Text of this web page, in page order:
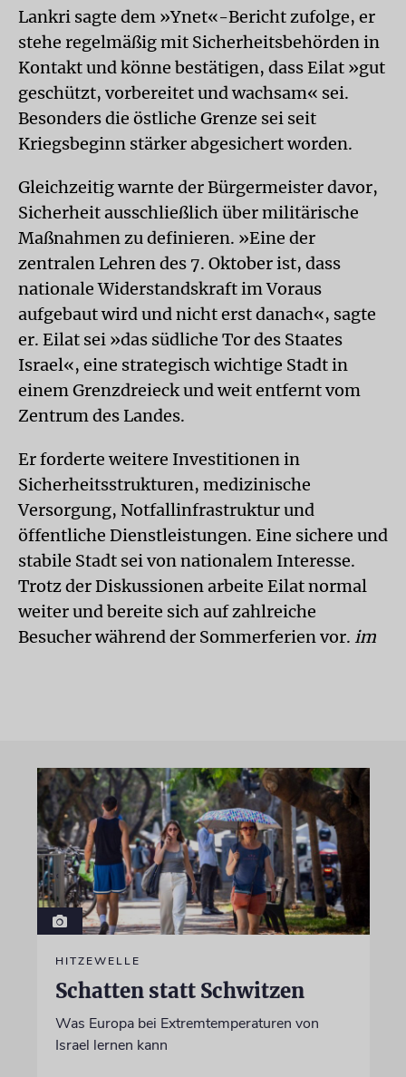
Lankri sagte dem »Ynet«-Bericht zufolge, er
stehe regelmäßig mit Sicherheitsbehörden in
Kontakt und könne bestätigen, dass Eilat »gut
geschützt, vorbereitet und wachsam« sei.
Besonders die östliche Grenze sei seit
Kriegsbeginn stärker abgesichert worden.
Gleichzeitig warnte der Bürgermeister davor,
Sicherheit ausschließlich über militärische
Maßnahmen zu definieren. »Eine der
zentralen Lehren des 7. Oktober ist, dass
nationale Widerstandskraft im Voraus
aufgebaut wird und nicht erst danach«, sagte
er. Eilat sei »das südliche Tor des Staates
Israel«, eine strategisch wichtige Stadt in
einem Grenzdreieck und weit entfernt vom
Zentrum des Landes.
Er forderte weitere Investitionen in
Sicherheitsstrukturen, medizinische
Versorgung, Notfallinfrastruktur und
öffentliche Dienstleistungen. Eine sichere und
stabile Stadt sei von nationalem Interesse.
Trotz der Diskussionen arbeite Eilat normal
weiter und bereite sich auf zahlreiche
Besucher während der Sommerferien vor. im
HITZEWELLE
Schatten statt Schwitzen
Was Europa bei Extremtemperaturen von
Israel lernen kann